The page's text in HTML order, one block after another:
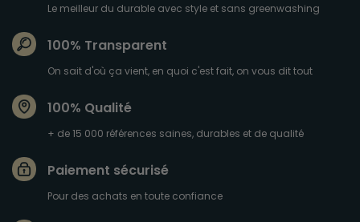
Le meilleur du durable avec style et sans greenwashing
100% Transparent
On sait d'où ça vient, en quoi c'est fait, on vous dit tout
100% Qualité
+ de 15 000 références saines, durables et de qualité
Paiement sécurisé
Pour des achats en toute confiance